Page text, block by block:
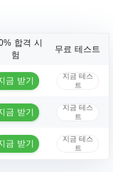
합격 시
험
무료 테스트
금 받기 지금 테스
트
금 받기 지금 테스
트
금 받기
지금 테스
트